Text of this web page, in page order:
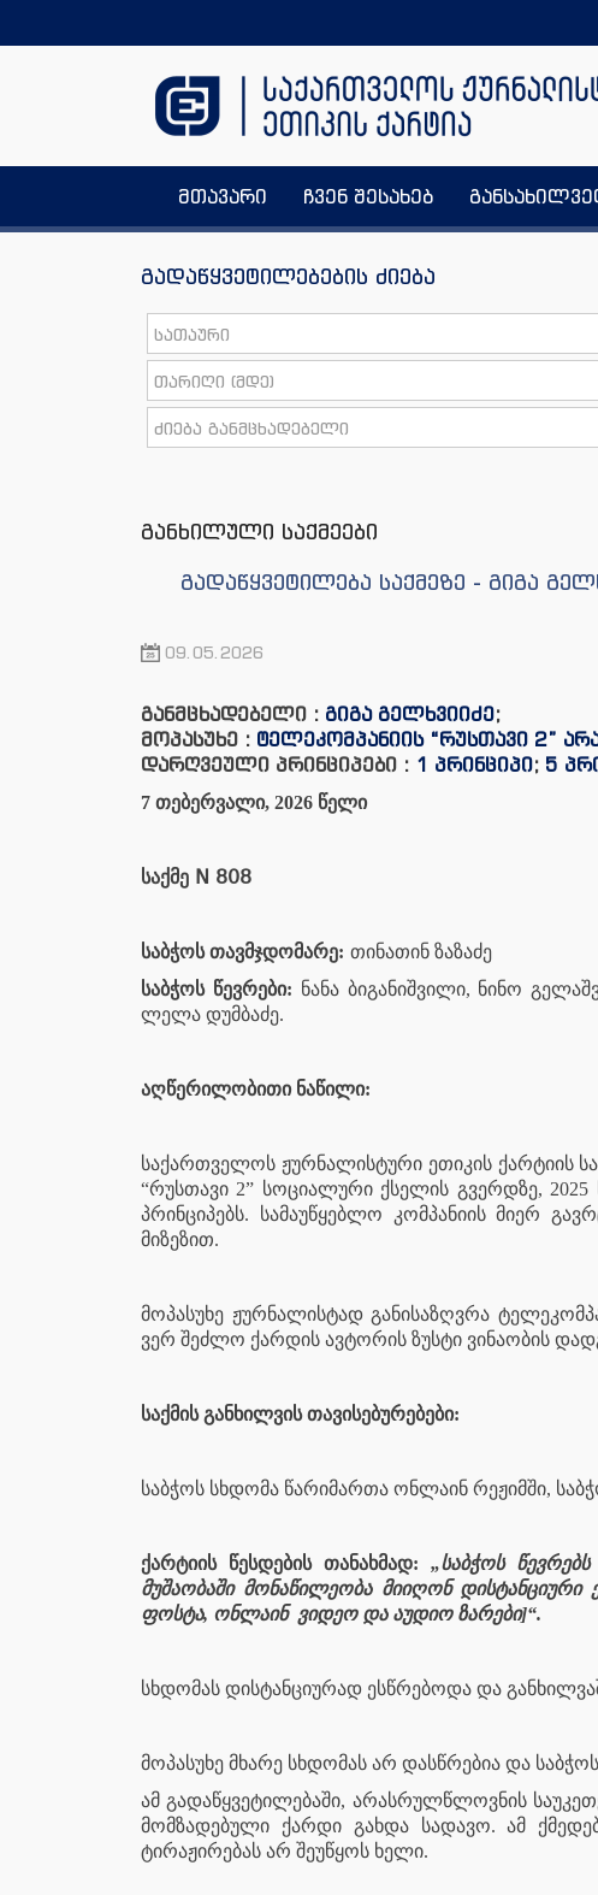
მთავარი ჩვენ შესახებ
გადაწყვეტილებების ძიება
განხილული საქმეები
გადაწყვეტილება საქმეზე - გიგა
09.05.2026
განმცხადებელი : გიგა გელხვიიძე;
მოპასუხე : ტელეკომპანიის “რუსთავი 2”
დარღვეული პრინციპები : 1 პრინციპი; 5
7 თებერვალი, 2026 წელი
საქმე N 808
საბჭოს თავმჯდომარე: თინათინ ზაზაძე
საბჭოს წევრები: ნანა ბიგანიშვილი, ნინო
ლელა დუმბაძე.
აღწერილობითი ნაწილი:
საქართველოს ჟურნალისტური ეთიკის ქარტიის
“რუსთავი 2” სოციალური ქსელის გვერდზე,
პრინციპებს. სამაუწყებლო კომპანიის მიერ
მიზეზით.
მოპასუხე ჟურნალისტად განისაზღვრა
ვერ შეძლო ქარდის ავტორის ზუსტი ვინაობის
საქმის განხილვის თავისებურებები:
საბჭოს სხდომა წარიმართა ონლაინ რეჟიმში,
ქარტიის წესდების თანახმად:„საბჭოს წევრებს
მუშაობაში მონაწილეობა მიიღონ
ფოსტა, ონლაინ ვიდეო და აუდიო ზარები]“.
სხდომას დისტანციურად ესწრებოდა და
მოპასუხე მხარე სხდომას არ დასწრებია და
ამ გადაწყვეტილებაში, არასრულწლოვნის
მომზადებული ქარდი გახდა სადავო. ამ
ტირაჟირებას არ შეუწყოს ხელი.